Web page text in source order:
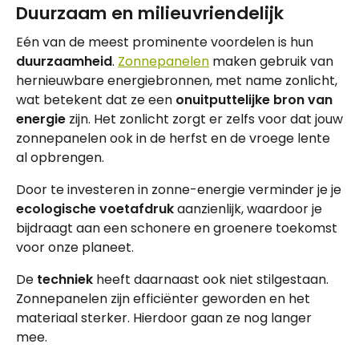
Duurzaam en milieuvriendelijk
Eén van de meest prominente voordelen is hun
duurzaamheid. Zonnepanelen maken gebruik van
hernieuwbare energiebronnen, met name zonlicht,
wat betekent dat ze een onuitputtelijke bron van
energie zijn. Het zonlicht zorgt er zelfs voor dat jouw
zonnepanelen ook in de herfst en de vroege lente
al opbrengen.
Door te investeren in zonne-energie verminder je je
ecologische voetafdrukaanzienlijk, waardoor je
bijdraagt aan een schonere en groenere toekomst
voor onze planeet.
De techniek heeft daarnaast ook niet stilgestaan.
Zonnepanelen zijn efficiënter geworden en het
materiaal sterker. Hierdoor gaan ze nog langer
mee.